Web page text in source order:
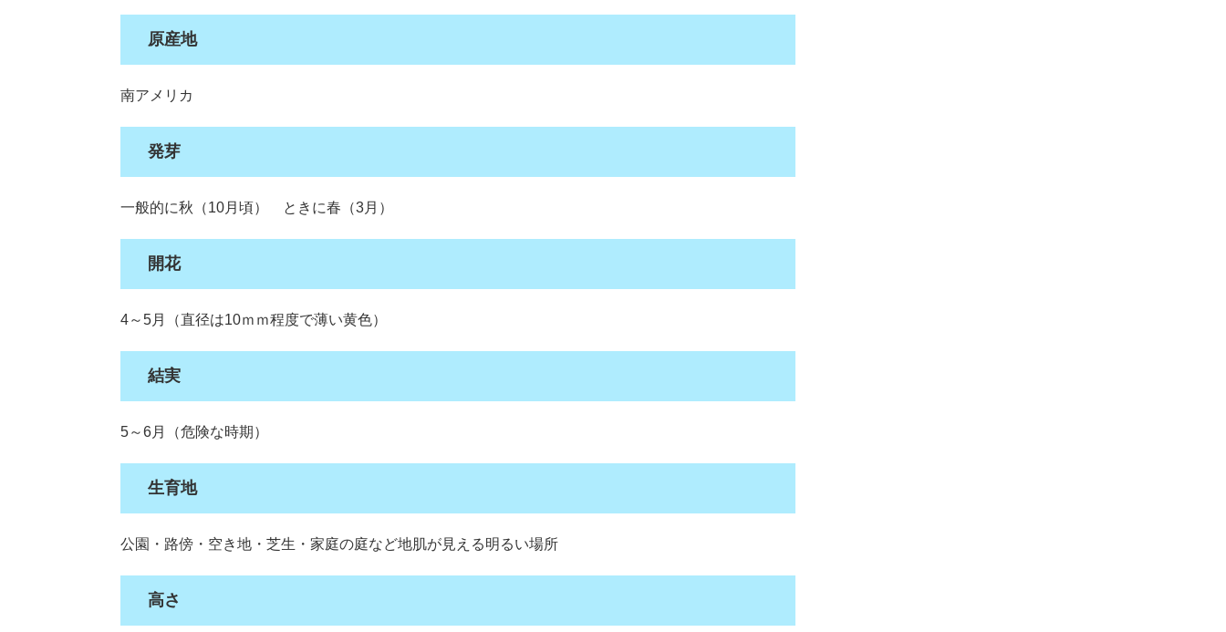
原産地
南アメリカ
発芽
一般的に秋（10月頃） ときに春（3月）
開花
4～5月（直径は10ｍｍ程度で薄い黄色）
結実
5～6月（危険な時期）
生育地
公園・路傍・空き地・芝生・家庭の庭など地肌が見える明るい場所
高さ